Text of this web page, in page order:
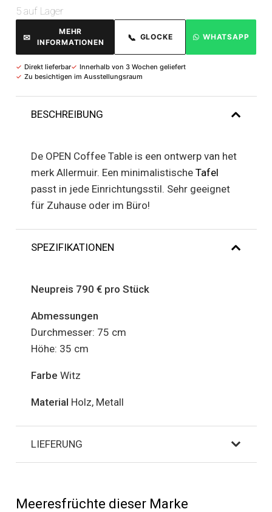
5 auf Lager
✉
MEHR
INFORMATIONEN
📞 GLOCKE WHATSAPP
✓ Direkt lieferbar✓ Innerhalb von 3 Wochen geliefert
✓ Zu besichtigen im Ausstellungsraum
BESCHREIBUNG
De OPEN Coffee Table is een ontwerp van het
merk Allermuir. Een minimalistische Tafel
passt in jede Einrichtungsstil. Sehr geeignet
für Zuhause oder im Büro!
SPEZIFIKATIONEN
Neupreis 790 € pro Stück
Abmessungen
Durchmesser: 75 cm
Höhe: 35 cm
Farbe Witz
Material Holz, Metall
LIEFERUNG
Meeresfrüchte dieser Marke